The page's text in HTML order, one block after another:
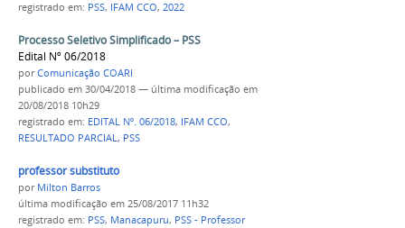
registrado em: PSS, IFAM CCO, 2022
Processo Seletivo Simplificado – PSS
Edital Nº 06/2018
porComunicação COARI
publicado em 30/04/2018 — última modificação em
20/08/2018 10h29
registrado em: EDITAL Nº. 06/2018, IFAM CCO,
RESULTADO PARCIAL, PSS
professor substituto
por Milton Barros
última modificação em 25/08/2017 11h32
registrado em: PSS, Manacapuru, PSS - Professor